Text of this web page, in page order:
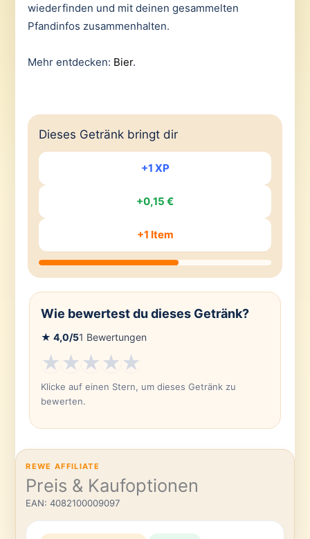
wiederfinden und mit deinen gesammelten
Pfandinfos zusammenhalten.
Mehr entdecken: Bier.
Dieses Getränk bringt dir
+1 XP
+0,15 €
+1 Item
Wie bewertest du dieses Getränk?
★ 4,0/51 Bewertungen
★★★★★
Klicke auf einen Stern, um dieses Getränk zu
bewerten.
REWE AFFILIATE
Preis & Kaufoptionen
EAN: 4082100009097